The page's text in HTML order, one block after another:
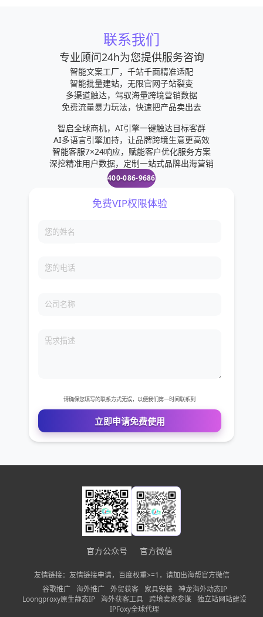
联系我们
专业顾问24h为您提供服务咨询
智能文案工厂，千站千面精准适配
智能批量建站，无限官网子站裂变
多渠道触达，驾驭海量跨境营销数据
免费流量暴力玩法，快速把产品卖出去
智启全球商机，AI引擎一键触达目标客群
AI多语言引擎加持，让品牌跨境生意更高效
智能客服7×24响应，赋能客户优化服务方案
深挖精准用户数据，定制一站式品牌出海营销
400-086-9686
需求描述
请确保您填写的联系方式无误，以便我们第一时间联系到
立即申请免费使用
官方公众号 官方微信
友情链接：友情链接申请，百度权重>=1，请加出海帮官方微信
谷歌推广
海外推广 外贸获客 家具安装
神龙海外动态IP
Loongproxy原生静态IP 海外获客工具 跨境卖家参谋 独立站网站建设
IPFoxy全球代理